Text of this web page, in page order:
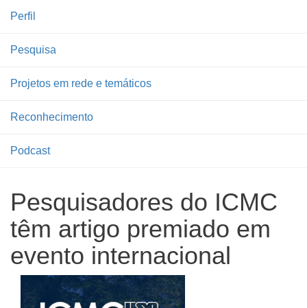
Perfil
Pesquisa
Projetos em rede e temáticos
Reconhecimento
Podcast
Pesquisadores do ICMC
têm artigo premiado em
evento internacional